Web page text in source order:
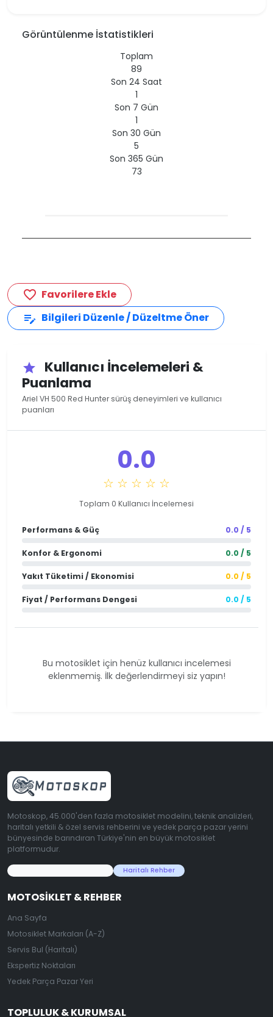
Görüntülenme İstatistikleri
Toplam
89
Son 24 Saat
1
Son 7 Gün
1
Son 30 Gün
5
Son 365 Gün
73
favorite_border Favorilere Ekle
edit_note Bilgileri Düzenle / Düzeltme Öner
star
Kullanıcı İncelemeleri &
Puanlama
Ariel VH 500 Red Hunter sürüş deneyimleri ve kullanıcı
puanları
0.0
☆ ☆ ☆ ☆ ☆
Toplam 0 Kullanıcı İncelemesi
Performans & Güç 0.0 / 5
Konfor & Ergonomi 0.0 / 5
Yakıt Tüketimi / Ekonomisi 0.0 / 5
Fiyat / Performans Dengesi 0.0 / 5
Bu motosiklet için henüz kullanıcı incelemesi
eklenmemiş. İlk değerlendirmeyi siz yapın!
Motoskop, 45.000'den fazla motosiklet modelini, teknik analizleri,
haritalı yetkili & özel servis rehberini ve yedek parça pazar yerini
bünyesinde barındıran Türkiye'nin en büyük motosiklet
platformudur.
Haritalı Rehber
MOTOSIKLET & REHBER
Ana Sayfa
Motosiklet Markaları (A-Z)
Servis Bul (Haritalı)
Ekspertiz Noktaları
Yedek Parça Pazar Yeri
TOPLULUK & KURUMSAL